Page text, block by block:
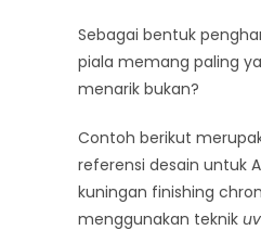
Sebagai bentuk
piala memang paling
menarik bukan?
Contoh berikut
referensi desain untuk
kuningan finishing
menggunakan teknik